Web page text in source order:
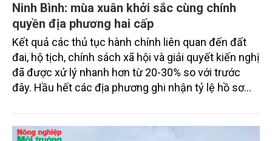
Ninh Bình: mùa xuân khởi sắc cùng chính
quyền địa phương hai cấp
Kết quả các thủ tục hành chính liên quan đến đất
đai, hộ tịch, chính sách xã hội và giải quyết kiến nghị
đã được xử lý nhanh hơn từ 20-30% so với trước
đây. Hầu hết các địa phương ghi nhận tỷ lệ hồ sơ
xuân đầu tiên của chính quyền địa phương hai cấp
tại tỉnh Ninh Bình đã ghi nhận những thành tựu